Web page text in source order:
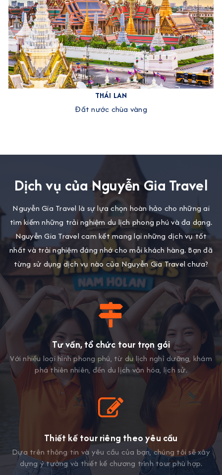
THÁI LAN
Đất nước chùa vàng
Dịch vụ của Nguyễn Gia Travel
Nguyễn Gia Travel là sự lựa chọn hoàn hảo cho những ai
tìm kiếm những trải nghiệm du lịch phong phú và đa dạng.
Nguyễn Gia Travel cam kết mang lại những dịch vụ tốt
nhất và trải nghiệm đáng nhớ cho mỗi khách hàng. Bạn đã
từng sử dụng dịch vụ nào của Nguyễn Gia Travel chưa?
Tư vấn, tổ chức tour trọn gói
Với nhiều loại hình phong phú, từ du lịch nghỉ dưỡng, khám
phá thiên nhiên, đến du lịch văn hóa, lịch sử.
Thiết kế tour riêng theo yêu cầu
Dựa trên thông tin và yêu cầu của bạn, chúng tôi sẽ xây
dựng ý tưởng và thiết kế chương trình tour phù hợp.